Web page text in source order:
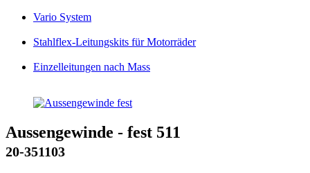
Vario System
Stahlflex-Leitungskits für Motorräder
Einzelleitungen nach Mass
Aussengewinde - fest 511
20-351103